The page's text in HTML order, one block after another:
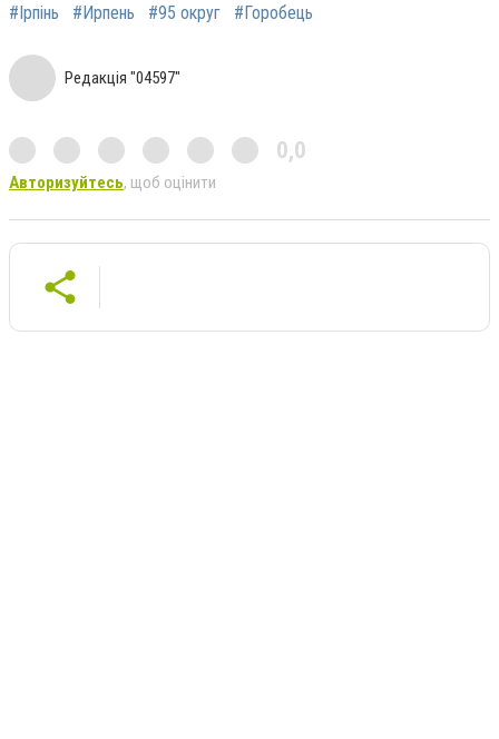
#Ірпінь #Ирпень #95 округ #Горобець
Редакція "04597"
0,0
Авторизуйтесь, щоб оцінити